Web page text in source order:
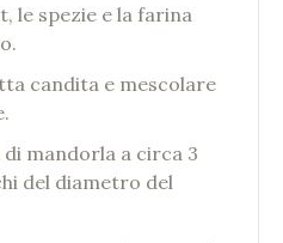
le spezie e la farina
candita e mescolare
mandorla a circa 3
del diametro del